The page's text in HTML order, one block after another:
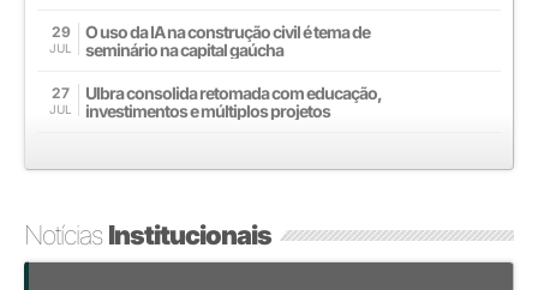
29
JUL
O uso da IA na construção civil é tema de
seminário na capital gaúcha
27
JUL
Ulbra consolida retomada com educação,
investimentos e múltiplos projetos
NotíciasInstitucionais